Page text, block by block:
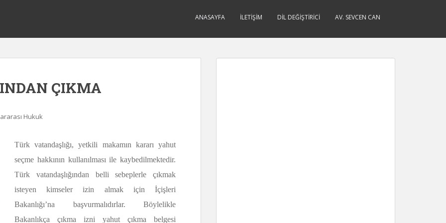
ANASAYFA İLETIŞIM DIL DEĞIŞTIRICI AV. SEVCEN CAN
ÇIKMA
Hukuk
Türk vatandaşlığı, yetkili makamın kararı yahut
seçme hakkının kullanılması ile kaybedilmektedir.
Türk vatandaşlığından belli sebeplerle çıkmak
isteyen kimseler izin almak için İçişleri
Bakanlığı’na başvurmalıdırlar. Böylelikle
Bakanlıkça çıkma izni yahut çıkma belgesi